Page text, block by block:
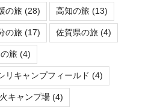
の旅 (28) 高知の旅 (13)
の旅 (17) 佐賀県の旅 (4)
旅 (4)
リキャンプフィールド (4)
キャンプ場 (4)